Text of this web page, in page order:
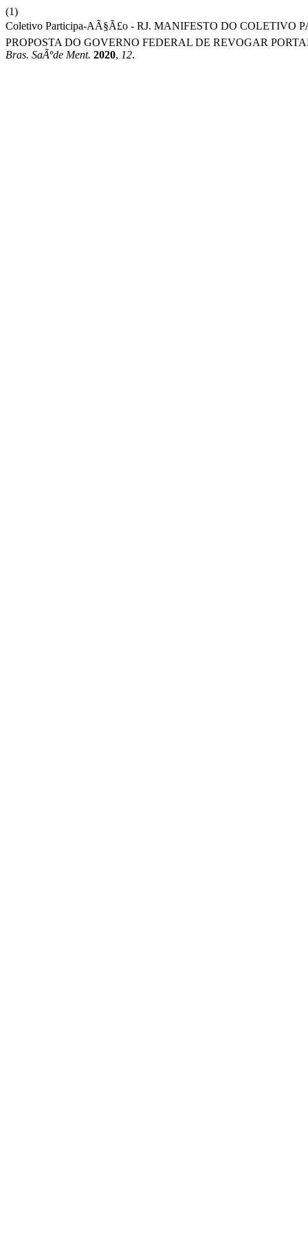
(1)
Coletivo Participa-AÃ§Ã£o - RJ. MANIFESTO DO COLETIVO
PROPOSTA DO GOVERNO FEDERAL DE REVOGAR
Bras. SaÃºde Ment. 2020, 12.